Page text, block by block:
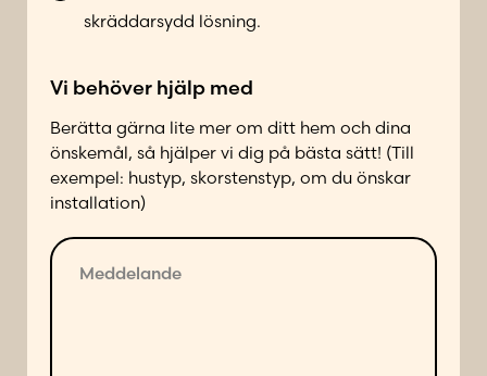
t
d
p
å
f
ö
l
skräddarsydd lösning.
Vi behöver hjälp med
Berätta gärna lite mer om ditt hem och dina
önskemål, så hjälper vi dig på bästa sätt! (Till
exempel: hustyp, skorstenstyp, om du önskar
installation)
M